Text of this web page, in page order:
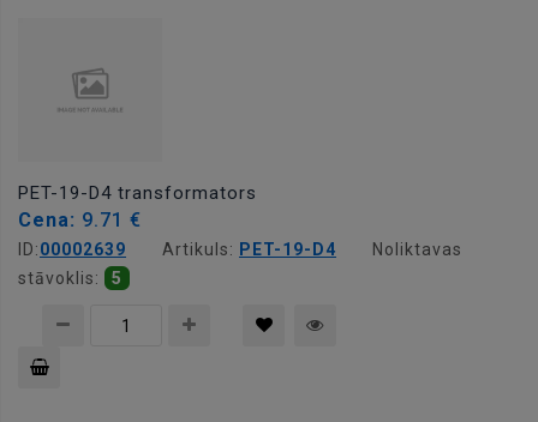
PET-19-D4 transformators
Cena: 9.71 €
ID:00002639 Artikuls: PET-19-D4
Noliktavas
stāvoklis:
5